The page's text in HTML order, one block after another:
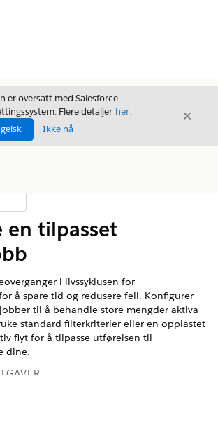
er oversatt med Salesforce
Flere detaljer her.
Ikke nå
Avslutt
en tilpasset
i livssyklusen for
å spare tid og redusere feil. Konfigurer
til å behandle store mengder aktiva
standard filterkriterier eller en opplastet
flyt for å tilpasse utførelsen til
dine.
Experience